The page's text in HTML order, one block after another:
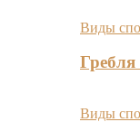
Виды
Виды